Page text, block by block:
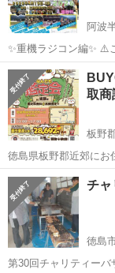
阿波
✨重機ラジコン編✨ ⚠️
る私が全国初重機ラジ
にて開催するように
いただけるようにデザ
徳島 美馬郡
取商
板野
徳島県板野郡近郊にお住まいの方へ‼️
でも鑑定＆買取イベントのご案内です
徳島 板野郡
チャ
徳島
第30回チャリティーバザー 震災の復興の一助として始めさ